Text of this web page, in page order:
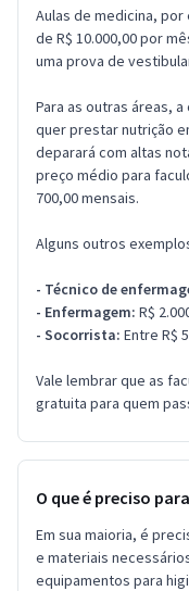
Aulas de medicina,
de R$ 10.000,00 por
uma prova de
Para as outras áreas,
quer prestar nutrição
deparará com altas
preço médio para
700,00 mensais.
Alguns outros
- Técnico de
- Enfermagem: R$
- Socorrista: Entre R$
Vale lembrar que as
gratuita para quem
O que é preciso
Em sua maioria, é
e materiais
equipamentos para